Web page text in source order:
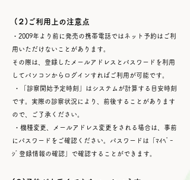
(２)ご利用上の注意点
・2009年より前に発売の携帯電話ではネット予約はご利
用いただけないことがあります。
その際は、登録したメールアドレスとパスワードを利用
してパソコンからログインすればご利用が可能です。
・「診察開始予定時刻」はシステムが計算する目安時刻
です。実際の診察状況により、前後することがあります
ので、ご了承ください。
・機種変更、メールアドレス変更をされる場合は、事前
にパスワードをご確認ください。パスワードは「ﾏｲﾍﾟｰ
ｼﾞ登録情報の確認」で確認することができます。